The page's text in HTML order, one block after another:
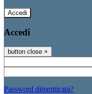
Accedi
Accedi
button close ×
Password dimenticata?